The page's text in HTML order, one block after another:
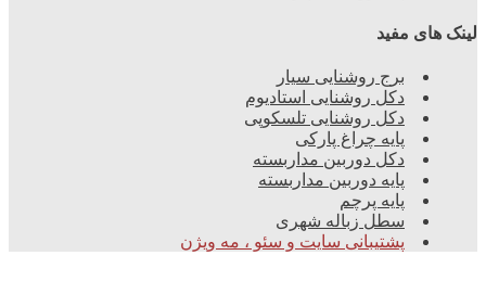
های مفید
برج روشنایی سیار
دکل روشنایی استادیوم
دکل روشنایی تلسکوپی
پایه چراغ پارکی
دکل دوربین مداربسته
پایه دوربین مداربسته
پایه پرچم
سطل زباله شهری
پشتیبانی سایت و سئو ، مه ویژن